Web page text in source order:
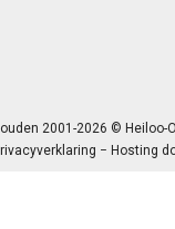
2001-2026 © Heiloo-
− Hosting